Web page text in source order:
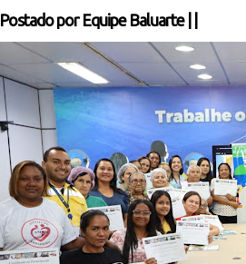
Postado por Equipe Baluarte